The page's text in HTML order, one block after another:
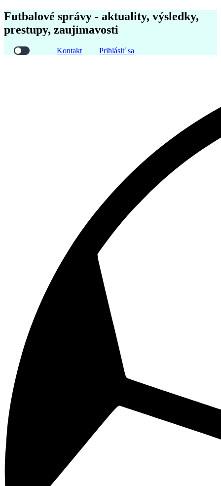
Futbalové správy - aktuality, výsledky,
prestupy, zaujímavosti
Kontakt Prihlásiť sa